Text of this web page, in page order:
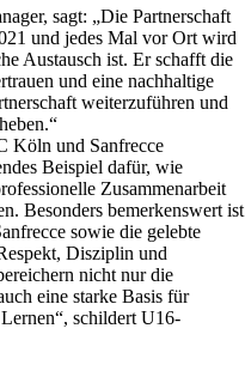
sagt: „Die Partnerschaft
und jedes Mal vor Ort wird
Austausch ist. Er schafft die
und eine nachhaltige
weiterzuführen und
Köln und Sanfrecce
Beispiel dafür, wie
Zusammenarbeit
Besonders bemerkenswert ist
sowie die gelebte
Disziplin und
nicht nur die
eine starke Basis für
schildert U16-